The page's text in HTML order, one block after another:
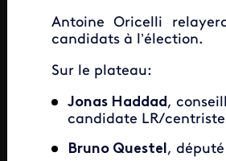
Antoine Oricelli
candidats à l’élection.
Sur le plateau:
Jonas Haddad,
candidate LR/
Bruno Questel, député